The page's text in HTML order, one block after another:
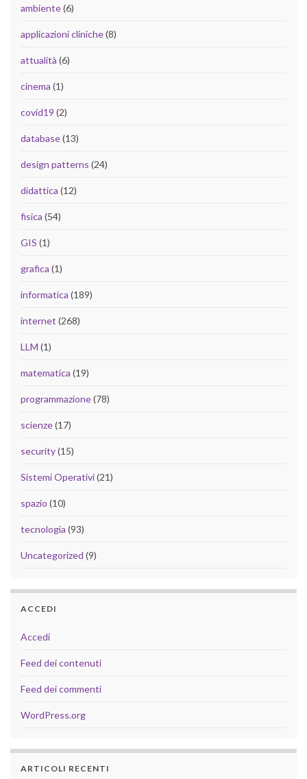
ambiente(6)
applicazioni cliniche(8)
attualità (6)
cinema (1)
covid19 (2)
database(13)
design patterns (24)
didattica (12)
fisica (54)
GIS (1)
grafica (1)
informatica (189)
internet (268)
LLM (1)
matematica (19)
programmazione(78)
scienze(17)
security(15)
Sistemi Operativi(21)
spazio (10)
tecnologia (93)
Uncategorized (9)
ACCEDI
Accedi
Feed dei contenuti
Feed dei commenti
WordPress.org
ARTICOLI RECENTI